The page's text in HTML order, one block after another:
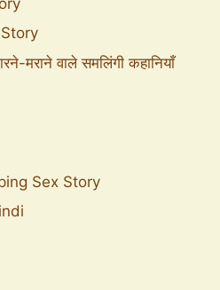
मराने वाले समलिंगी कहानियाँ
Sex Story